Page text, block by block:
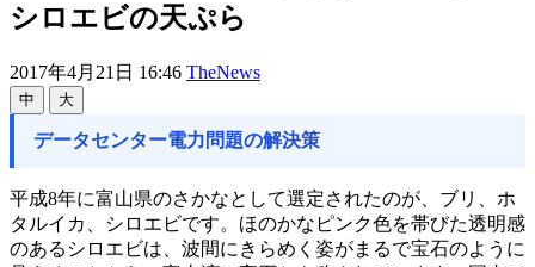
シロエビの天ぷら
2017年4月21日 16:46 TheNews
中 大
データセンター電力問題の解決策
平成8年に富山県のさかなとして選定されたのが、ブリ、ホ
タルイカ、シロエビです。ほのかなピンク色を帯びた透明感
のあるシロエビは、波間にきらめく姿がまるで宝石のように